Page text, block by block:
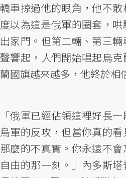
轎車掠過他的眼角，他不
度以為這是俄軍的圈套，
出家門。但第二輛、第三
聲響起，人們開始唱起烏
蘭國旗越來越多，他終於相
「俄軍已經佔領這裡好長
烏軍的反攻，但當你真的
那麼的不真實。你永遠不
自由的那一刻。」內多斯